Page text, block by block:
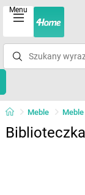
Menu
Meble